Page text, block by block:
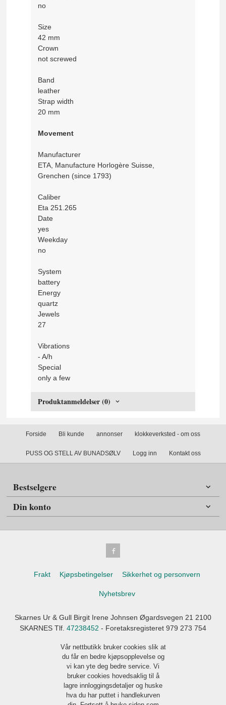
no
Size
42 mm
Crown
not screwed
Band
leather
Strap width
20 mm
Movement
Manufacturer
ETA, Manufacture Horlogère Suisse,
Grenchen (since 1793)
Caliber
Eta 251.265
Date
yes
Weekday
no
System
battery
Energy
quartz
Jewels
27
Vibrations
- A/h
Special
only a few
Produktanmeldelser (0)
Forside Bli kunde annonser klokkeverksted - om oss
PUSS OG STELL AV BUNADSØLV Logg inn Kontakt oss
Bestselgere
Din konto
Frakt Kjøpsbetingelser Sikkerhet og personvern
Nyhetsbrev
Skarnes Ur & Gull Birgit Irene Johnsen Øgardsvegen 21 2100
SKARNES Tlf. 47238452 - Foretaksregisteret 979 273 754
Vår nettbutikk bruker cookies slik at
du får en bedre kjøpsopplevelse og
vi kan yte deg bedre service. Vi
bruker cookies hovedsaklig til å
lagre innloggingsdetaljer og huske
hva du har puttet i handlekurven